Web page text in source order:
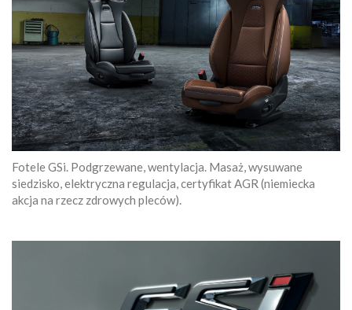
Fotele GSi. Podgrzewane, wentylacja. Masaż, wysuwane
siedzisko, elektryczna regulacja, certyfikat AGR (niemiecka
akcja na rzecz zdrowych pleców).